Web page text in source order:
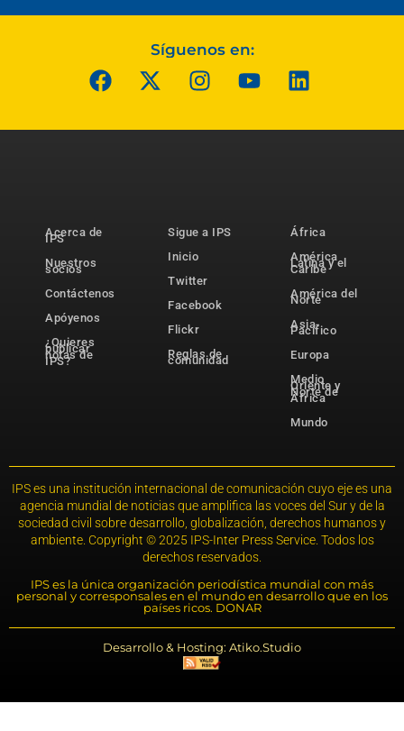
Síguenos en:
Acerca de
IPS
Nuestros
socios
Contáctenos
Apóyenos
¿Quieres
publicar
notas de
IPS?
Sigue a IPS
Inicio
Twitter
Facebook
Flickr
Reglas de
comunidad
África
América
Latina y el
Caribe
América del
Norte
Asia-
Pacífico
Europa
Medio
Oriente y
Norte de
África
Mundo
IPS es una institución internacional de comunicación cuyo eje es una
agencia mundial de noticias que amplifica las voces del Sur y de la
sociedad civil sobre desarrollo, globalización, derechos humanos y
ambiente. Copyright © 2025 IPS-Inter Press Service. Todos los
derechos reservados.
IPS es la única organización periodística mundial con más
personal y corresponsales en el mundo en desarrollo que en los
países ricos. DONAR
Desarrollo & Hosting: Atiko.Studio